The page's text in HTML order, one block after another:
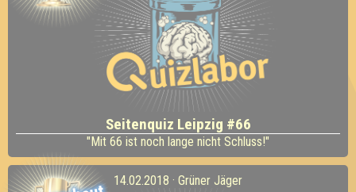
Seitenquiz Leipzig #66
"Mit 66 ist noch lange nicht Schluss!"
14.02.2018 · Grüner Jäger